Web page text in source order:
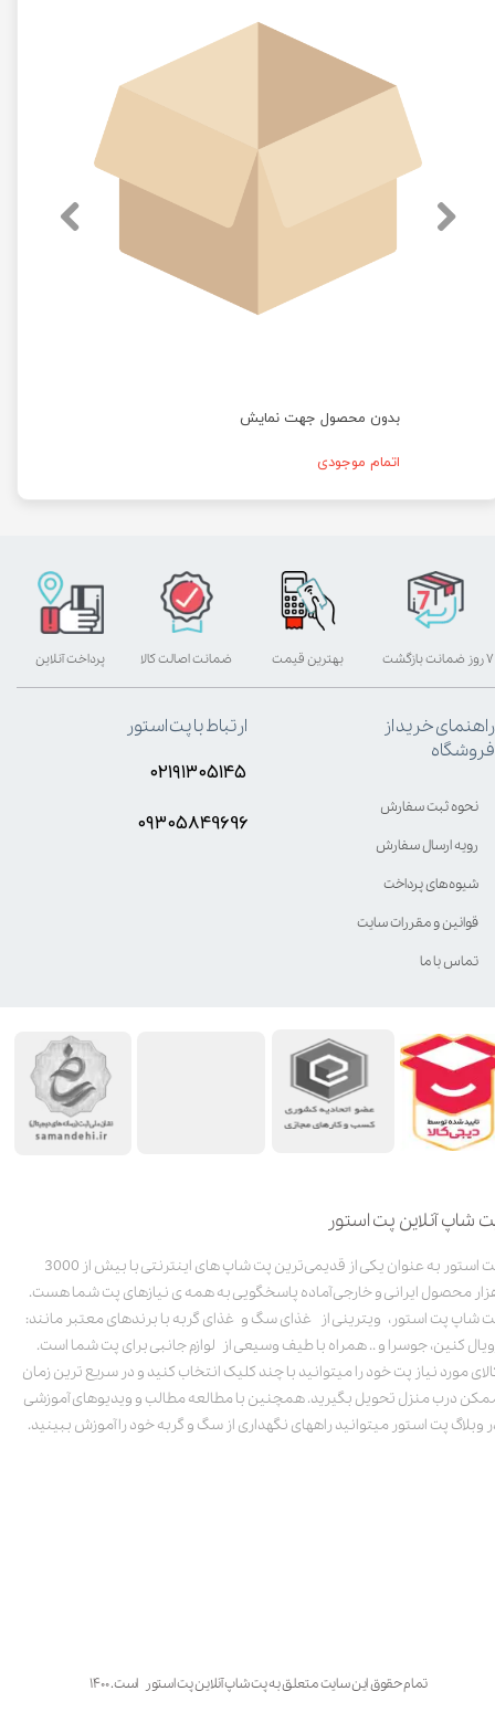
بدون محصول جهت نمایش
اتمام موجودی
شاپ آنلاین پت استور
پت استور به عنوان یکی از قدیمی‌ترین پت شاپ های اینترنتی با بیش از 3000
محصول ایرانی و خارجی آماده پاسخگویی به همه ی نیازهای پت شما هست.
شاپ پت استور، ویترینی از غذای سگ و غذای گربه با برندهای معتبر مانند:
کنین، جوسرا و .. همراه با طیف وسیعی از لوازم جانبی برای پت شما است.
مورد نیاز پت خود را میتوانید با چند کلیک انتخاب کنید و در سریع ترین زمان
درب منزل تحویل بگیرید. همچنین با مطالعه مطالب و ویدیوهای آموزشی
وبلاگ پت استور میتوانید راههای نگهداری از سگ و گربه خود را آموزش ببینید.
تمام حقوق این سایت متعلق به پت شاپ آنلاین پت استور است. ۱۴۰۰
بهترین قیمت پرداخت آنلاین ۷ روز ضمانت بازگشت ضمانت اصالت کالا
راهنمای خرید از
فروشگاه
نحوه ثبت سفارش
رویه ارسال سفارش
شیوه‌های پرداخت
قوانین و مقررات سایت
تماس با ما
ارتباط با پت استور
۰۲۱۹۱۳۰۵۱۴۵
۰۹۳۰۵8۴9696